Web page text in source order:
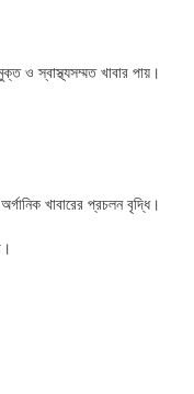
ও স্বাস্থ্যসম্মত খাবার পায়।
খাবারের প্রচলন বৃদ্ধি।